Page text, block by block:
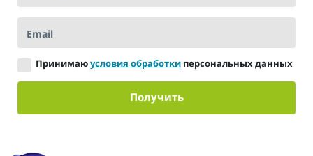
Email
Принимаюусловия обработки персональных данных
Получить